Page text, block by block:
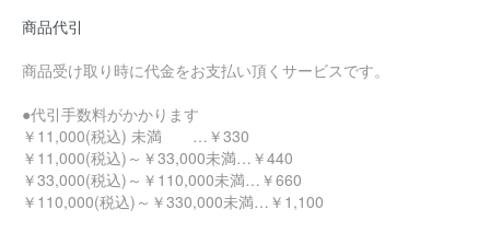
商品代引
商品受け取り時に代金をお支払い頂くサービスです。
●代引手数料がかかります
￥11,000(税込) 未満 …￥330
￥11,000(税込)～￥33,000未満…￥440
￥33,000(税込)～￥110,000未満…￥660
￥110,000(税込)～￥330,000未満…￥1,100